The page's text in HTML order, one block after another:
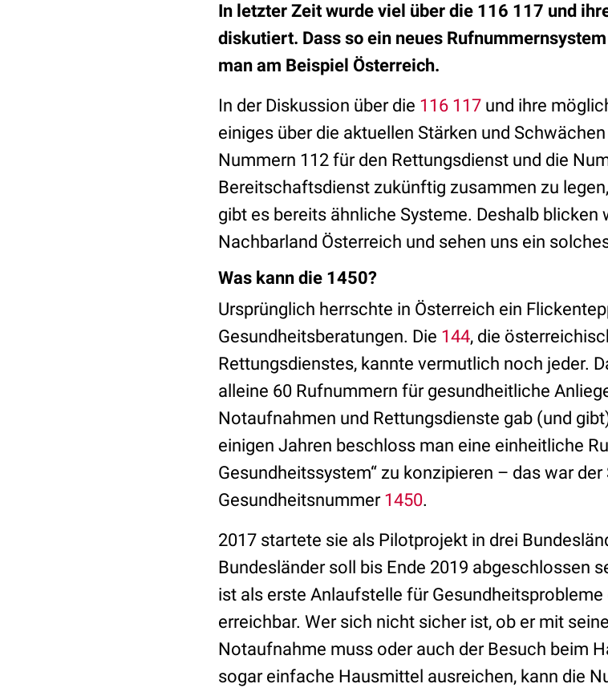
In letzter Zeit wurde viel über die 116 117 und
diskutiert. Dass so ein neues
man am Beispiel Österreich.
In der Diskussion über die 116 117 und ihre
einiges über die aktuellen Stärken und
Nummern 112 für den Rettungsdienst und die
Bereitschaftsdienst zukünftig zusammen zu
gibt es bereits ähnliche Systeme. Deshalb blicken
Nachbarland Österreich und sehen uns ein
Was kann die 1450?
Ursprünglich herrschte in Österreich ein
Gesundheitsberatungen. Die 144, die
Rettungsdienstes, kannte vermutlich noch jeder.
alleine 60 Rufnummern für gesundheitliche
Notaufnahmen und Rettungsdienste gab (und
einigen Jahren beschloss man eine einheitliche
Gesundheitssystem“ zu konzipieren – das war
Gesundheitsnummer 1450.
2017 startete sie als Pilotprojekt in drei
Bundesländer soll bis Ende 2019 abgeschlossen
ist als erste Anlaufstelle für
erreichbar. Wer sich nicht sicher ist, ob er mit
Notaufnahme muss oder auch der Besuch beim
sogar einfache Hausmittel ausreichen, kann die